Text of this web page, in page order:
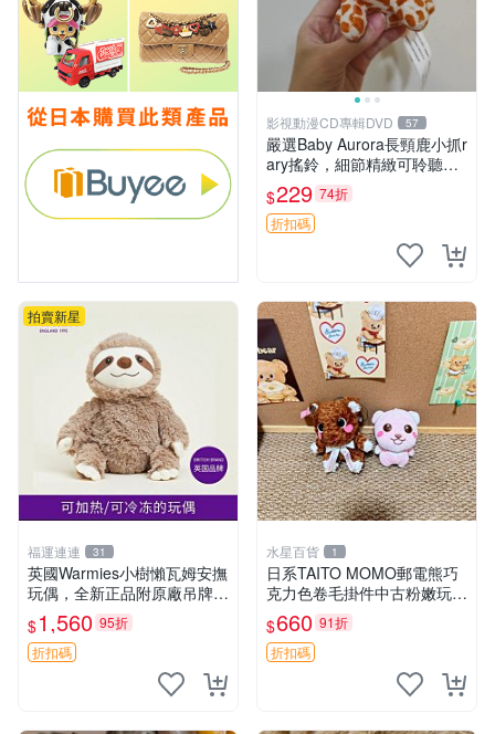
影視動漫CD專輯DVD 57
嚴選Baby Aurora長頸鹿小抓r
ary搖鈴，細節精緻可聆聽清
脆鈴音 軟萌可愛 定制紀念 金
屬搖鈴 新手媽咪推薦 長頸鹿
抓rary 搖鈴
$229 74折
折扣碼
拍賣新星
福運連連 31
英國Warmies小樹懶瓦姆安撫
玩偶，全新正品附原廠吊牌與
防塵袋，內藏薰衣草可加熱，
適合各個年齡層，冷暖兩用享
受抱抱樂趣，不容錯過嚴選好
$1,560 95折
折扣碼
水星百貨 1
日系TAITO MOMO郵電熊巧
克力色卷毛掛件中古粉嫩玩偶
微瑕推薦 postpet momo 郵
電熊 中古玩偶
$660 91折
折扣碼